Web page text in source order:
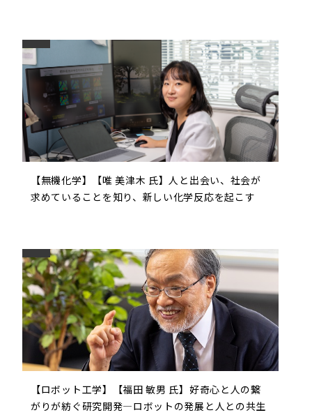
【無機化学】【唯 美津木 氏】人と出会い、社会が
求めていることを知り、新しい化学反応を起こす
【ロボット工学】【福田 敏男 氏】好奇心と人の繋
がりが紡ぐ研究開発―ロボットの発展と人との共生